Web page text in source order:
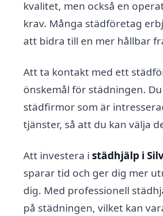
kvalitet, men också en
krav. Många städföretag
att bidra till en mer hållbar
Att ta kontakt med ett
önskemål för städningen.
städfirmor som är
tjänster, så att du kan välja
Att investera i städhjälp i
sparar tid och ger dig mer
dig. Med professionell
på städningen, vilket kan